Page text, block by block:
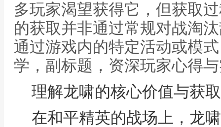
多玩家渴望获得它，但获取
的获取并非通过常规对战淘
通过游戏内的特定活动或模
学，副标题，资深玩家心得
理解龙啸的核心价值与获
在和平精英的战场上，龙